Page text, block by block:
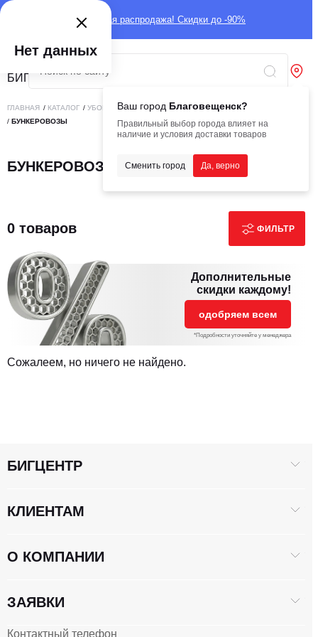
Глобальная распродажа! Скидки до -90%
Ваш город Благовещенск?
Правильный выбор города влияет на
наличие и условия доставки товаров
Сменить город Да, верно
ГЛАВНАЯ / КАТАЛОГ / УБОРОЧНАЯ ТЕХНИКА /КОММУНАЛЬНАЯ ТЕХНИКА
/ БУНКЕРОВОЗЫ
БУНКЕРОВОЗЫ
0 товаров ФИЛЬТР
Дополнительные
скидки каждому!
одобряем всем
*Подробности уточняйте у менеджера
Сожалеем, но ничего не найдено.
Контактный телефон
БИГЦЕНТР
КЛИЕНТАМ
О КОМПАНИИ
ЗАЯВКИ
Нет данных